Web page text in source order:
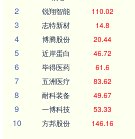
2 锐翔智能 110.02
3 志特新材 14.8
4 博腾股份 20.44
5 近岸蛋白 46.72
6 毕得医药 61.6
7 五洲医疗 83.62
8 耐科装备 49.67
9 一博科技 53.33
10 方邦股份 146.16